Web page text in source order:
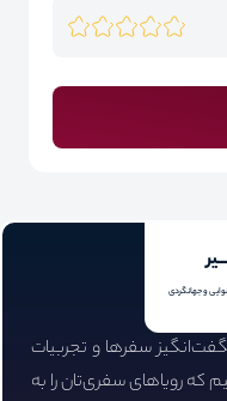
و جهانگردی
سفرها و تجربیات
که رویاهای سفری‌تان را به